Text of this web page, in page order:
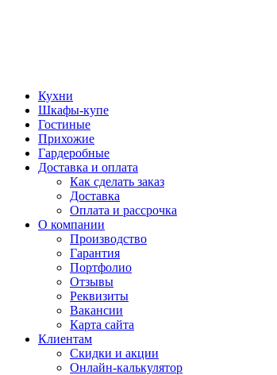
Кухни
Шкафы-купе
Гостиные
Прихожие
Гардеробные
Доставка и оплата
Как сделать заказ
Доставка
Оплата и рассрочка
О компании
Производство
Гарантия
Портфолио
Отзывы
Реквизиты
Вакансии
Карта сайта
Клиентам
Скидки и акции
Онлайн-калькулятор